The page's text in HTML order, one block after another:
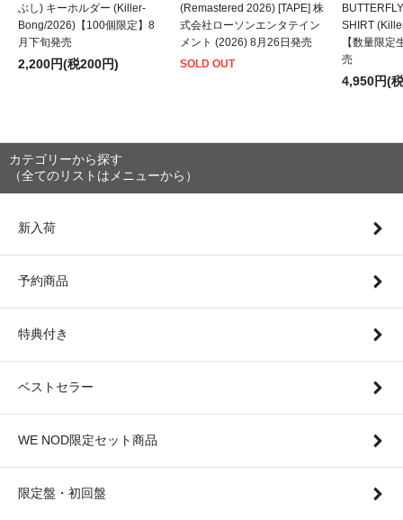
ぶし) キーホルダー (Killer-
Bong/2026)【100個限定】8
月下旬発売
2,200円(税200円)
(Remastered 2026) [TAPE] 株
式会社ローソンエンタテイン
メント (2026) 8月26日発売
SOLD OUT
SHIRT
【数量限定
売
4,950円(
カテゴリーから探す
（全てのリストはメニューから）
新入荷
予約商品
特典付き
ベストセラー
WE NOD限定セット商品
限定盤・初回盤